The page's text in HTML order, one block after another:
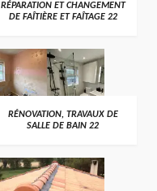
RÉPARATION ET CHANGEMENT
DE FAÎTIÈRE ET FAÎTAGE 22
RÉNOVATION, TRAVAUX DE
SALLE DE BAIN 22